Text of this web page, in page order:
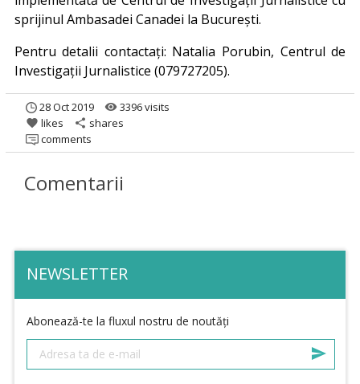
sprijinul Ambasadei Canadei la București.
Pentru detalii contactați: Natalia Porubin, Centrul de
Investigații Jurnalistice (079727205).
28 Oct 2019 remove_red_eye 3396 visits
favorite likes share shares
comments
Comentarii
NEWSLETTER
Abonează-te la fluxul nostru de noutăți